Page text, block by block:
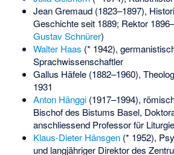
Jean Gremaud(1823–1897),
Geschichte seit 1889; Rektor
Gustav Schnürer)
Walter Haas (* 1942),
Sprachwissenschaftler
Gallus Häfele(1882–1960),
1931
Anton Hänggi(1917–1994),
Bischof des Bistums Basel,
anschliessend Professor für
Klaus-Dieter Hänsgen(* 1952),
und langjähriger Direktor des